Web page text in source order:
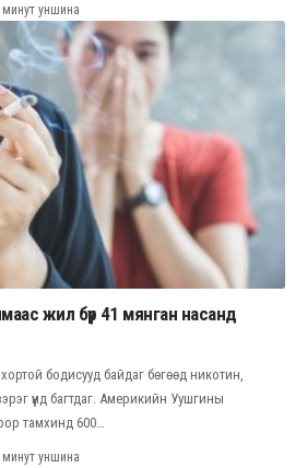
уншина
жил бүр 41 мянган насанд
бодисууд байдаг бөгөөд никотин,
үүнд багтдаг. Америкийн Уушгины
тамхинд 600…
уншина